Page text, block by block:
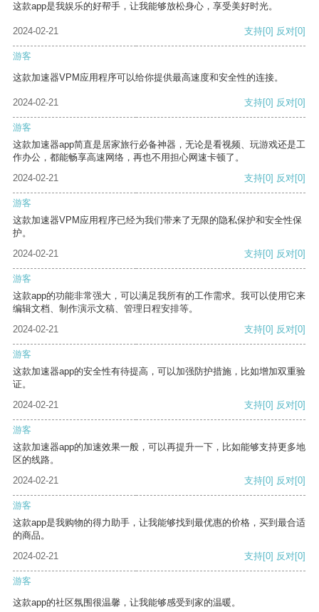
这款app是我娱乐的好帮手，让我能够放松身心，享受美好时光。
2024-02-21 支持[0] 反对[0]
游客
这款加速器VPM应用程序可以给你提供最高速度和安全性的连接。
2024-02-21 支持[0] 反对[0]
游客
这款加速器app简直是居家旅行必备神器，无论是看视频、玩游戏还是工
作办公，都能畅享高速网络，再也不用担心网速卡顿了。
2024-02-21
支持[0] 反对[0]
游客
这款加速器VPM应用程序已经为我们带来了无限的隐私保护和安全性保
护。
2024-02-21
支持[0] 反对[0]
游客
这款app的功能非常强大，可以满足我所有的工作需求。我可以使用它来
编辑文档、制作演示文稿、管理日程安排等。
2024-02-21
支持[0] 反对[0]
游客
这款加速器app的安全性有待提高，可以加强防护措施，比如增加双重验
证。
2024-02-21
支持[0] 反对[0]
游客
这款加速器app的加速效果一般，可以再提升一下，比如能够支持更多地
区的线路。
2024-02-21
支持[0] 反对[0]
游客
这款app是我购物的得力助手，让我能够找到最优惠的价格，买到最合适
的商品。
2024-02-21
支持[0] 反对[0]
游客
这款app的社区氛围很温馨，让我能够感受到家的温暖。